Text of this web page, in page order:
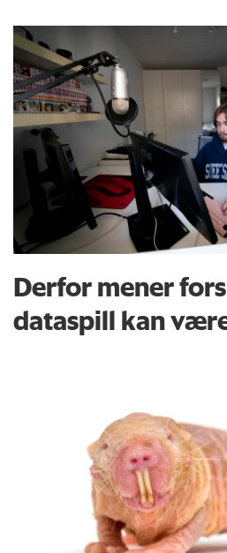
Derfor mener
dataspill kan